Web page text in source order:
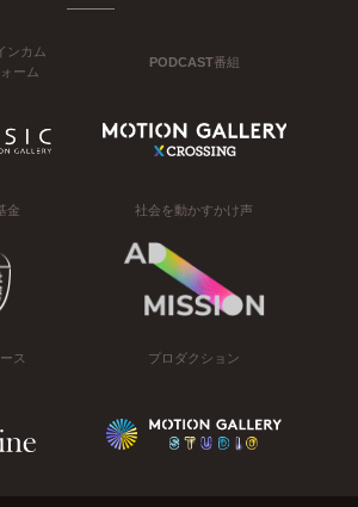
ンカム
ーム
PODCAST番組
金 社会を動かすかけ声
ス プロダクション